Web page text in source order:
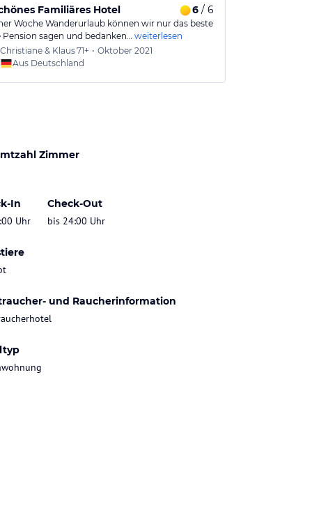
Familiäres Hotel 6/ 6
Woche Wanderurlaub können wir nur das beste
Pension sagen und bedanken… weiterlesen
Christiane & Klaus71+ • Oktober 2021
Aus Deutschland
Zimmer
In
Uhr
Check-Out
bis 24:00 Uhr
und Raucherinformation